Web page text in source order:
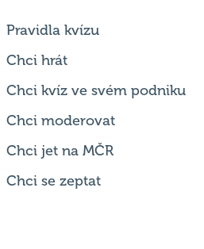
Pravidla kvízu
Chci hrát
Chci kvíz ve svém podniku
Chci moderovat
Chci jet na MČR
Chci se zeptat